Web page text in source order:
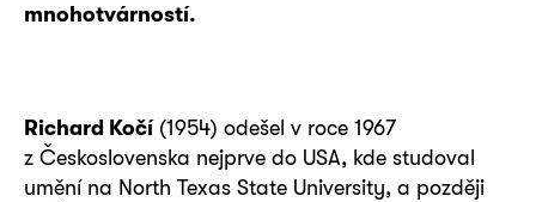
mnohotvárností.
Richard Kočí(1954) odešel v roce 1967
z Československa nejprve do USA, kde studoval
umění na North Texas State University, a později